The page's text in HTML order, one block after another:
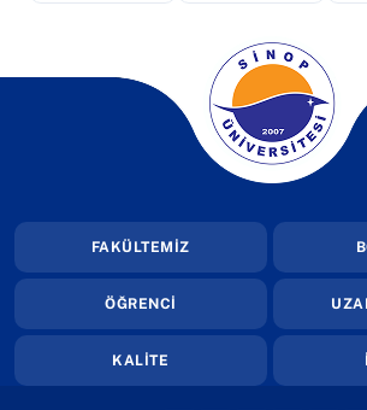
(yeni
FAKÜLTEMİZ
ÖĞRENCİ
KALİTE